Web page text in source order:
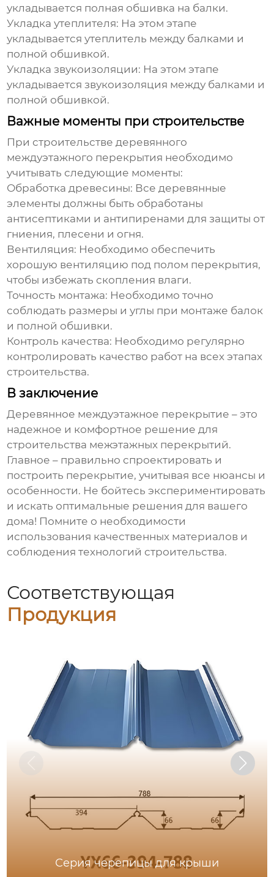
укладывается полная обшивка на балки.
Укладка утеплителя: На этом этапе
укладывается утеплитель между балками и
полной обшивкой.
Укладка звукоизоляции: На этом этапе
укладывается звукоизоляция между балками и
полной обшивкой.
Важные моменты при строительстве
При строительстведеревянного
междуэтажного перекрытия необходимо
учитывать следующие моменты:
Обработка древесины: Все деревянные
элементы должны быть обработаны
антисептиками и антипиренами для защиты от
гниения, плесени и огня.
Вентиляция: Необходимо обеспечить
хорошую вентиляцию под полом перекрытия,
чтобы избежать скопления влаги.
Точность монтажа: Необходимо точно
соблюдать размеры и углы при монтаже балок
и полной обшивки.
Контроль качества: Необходимо регулярно
контролировать качество работ на всех этапах
строительства.
В заключение
Деревянное междуэтажное перекрытие – это
надежное и комфортное решение для
строительства межэтажных перекрытий.
Главное – правильно спроектировать и
построить перекрытие, учитывая все нюансы и
особенности. Не бойтесь экспериментировать
и искать оптимальные решения для вашего
дома! Помните о необходимости
использования качественных материалов и
соблюдения технологий строительства.
Соответствующая
Продукция
Серия черепицы для крыши